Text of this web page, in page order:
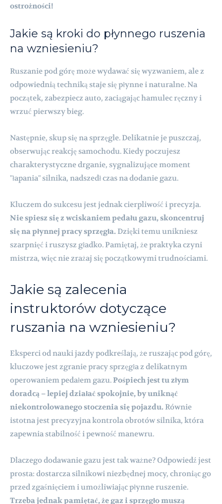
ostrożności!
Jakie są kroki do płynnego ruszenia
na wzniesieniu?
Ruszanie pod górę może wydawać się wyzwaniem, ale z
odpowiednią techniką staje się płynne i naturalne. Na
początek, zabezpiecz auto, zaciągając hamulec ręczny i
wrzuć pierwszy bieg.
Następnie, skup się na sprzęgle. Delikatnie je puszczaj,
obserwując reakcję samochodu. Kiedy poczujesz
charakterystyczne drganie, sygnalizujące moment
"łapania" silnika, nadszedł czas na dodanie gazu.
Kluczem do sukcesu jest jednak cierpliwość i precyzja.
Nie spiesz się z wciskaniem pedału gazu, skoncentruj
się na płynnej pracy sprzęgła. Dzięki temu unikniesz
szarpnięć i ruszysz gładko. Pamiętaj, że praktyka czyni
mistrza, więc nie zrażaj się początkowymi trudnościami.
Jakie są zalecenia
instruktorów dotyczące
ruszania na wzniesieniu?
Eksperci od nauki jazdy podkreślają, że ruszając pod górę,
kluczowe jest zgranie pracy sprzęgła z delikatnym
operowaniem pedałem gazu.Pośpiech jest tu złym
doradcą – lepiej działać spokojnie, by uniknąć
niekontrolowanego stoczenia się pojazdu. Równie
istotna jest precyzyjna kontrola obrotów silnika, która
zapewnia stabilność i pewność manewru.
Dlaczego dodawanie gazu jest tak ważne? Odpowiedź jest
prosta: dostarcza silnikowi niezbędnej mocy, chroniąc go
przed zgaśnięciem i umożliwiając płynne ruszenie.
Trzeba jednak pamiętać, że gaz i sprzęgło muszą